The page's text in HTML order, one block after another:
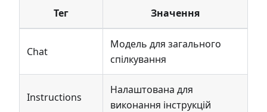
Тег Значення
Chat
Модель для загального
спілкування
Instructions
Налаштована для
виконання інструкцій